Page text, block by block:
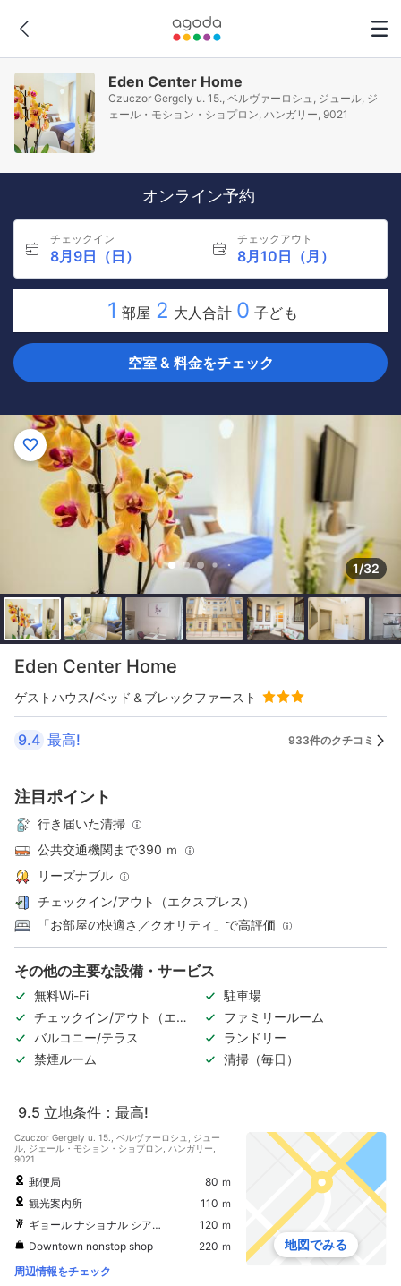
Eden Center Home
Czuczor Gergely u. 15., ベルヴァーロシュ, ジュール, ジ
ェール・モション・ショプロン, ハンガリー, 9021
オンライン予約
チェックイン
8月9日（日）
チェックアウト
8月10日（月）
1 部屋 2 大人合計 0 子ども
空室 & 料金をチェック
1/32
Eden Center Home
ゲストハウス/ベッド＆ブレックファースト
9.4 最高! 933件のクチコミ
注目ポイント
行き届いた清掃
公共交通機関まで390 ｍ
リーズナブル
チェックイン/アウト（エクスプレス）
「お部屋の快適さ／クオリティ」で高評価
その他の主要な設備・サービス
無料Wi-Fi
駐車場
チェックイン/アウト（エク
スプレス）
ファミリールーム
バルコニー/テラス
ランドリー
禁煙ルーム
清掃（毎日）
9.5 立地条件：最高!
Czuczor Gergely u. 15., ベルヴァーロシュ, ジュー
ル, ジェール・モション・ショプロン, ハンガリー,
9021
郵便局
80 ｍ
観光案内所
110 ｍ
ギョール ナショナル シアター
120 ｍ
Downtown nonstop shop
220 ｍ
周辺情報をチェック
地図でみる